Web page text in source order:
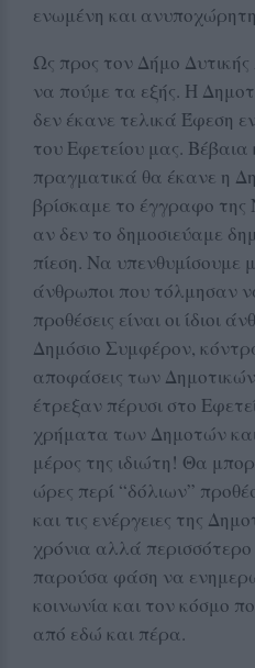
ενωμένη και
Ως προς τον Δήμο
να πούμε τα εξής. Η
δεν έκανε τελικά Έφεση
του Εφετείου μας. Βέβαια
πραγματικά θα έκανε η
βρίσκαμε το έγγραφο της
αν δεν το δημοσιεύαμε
πίεση. Να υπενθυμίσουμε
άνθρωποι που τόλμησαν
προθέσεις είναι οι ίδιοι
Δημόσιο Συμφέρον,
αποφάσεις των
έτρεξαν πέρυσι στο
χρήματα των Δημοτών
μέρος της ιδιώτη! Θα
ώρες περί “δόλιων”
και τις ενέργειες της
χρόνια αλλά
παρούσα φάση να
κοινωνία και τον κόσμο
από εδώ και πέρα.